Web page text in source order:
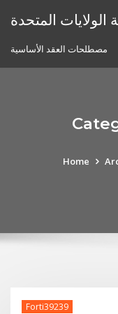
الولايات المتحدة
مصطلحات العقد الأساسية
Home
Forti39239